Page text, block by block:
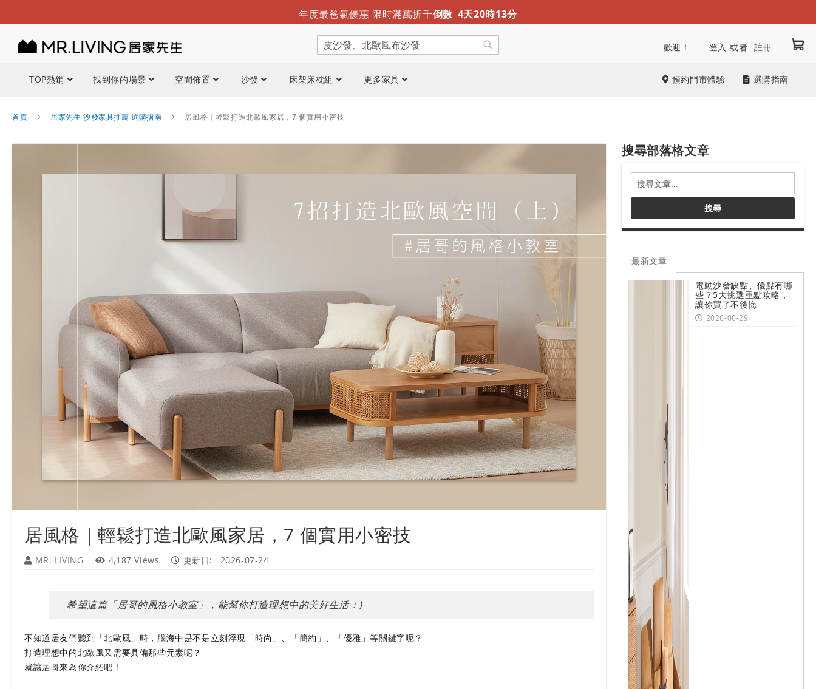
年度最爸氣優惠 限時滿萬折千倒數 4天20時13
迎夏露營趣 涼感折疊床墊新推出 限時免運
我
搜
尋
容
歡迎！ 登入 註冊
TOP熱銷 找到你的場景 空間佈置 沙發 床架床枕組 更多家具 預約門市體驗 選購指南
首頁 居家先生 沙發家具推薦 選購指南 居風格｜輕鬆打造北歐風家居，7 個實用小密技
居風格｜輕鬆打造北歐風家居，7 個實用小密技
MR. LIVING 4,187 Views 更新日: 2026-07-24
希望這篇「居哥的風格小教室」，能幫你打造理想中的美好生活：)
不知道居友們聽到「北歐風」時，腦海中是不是立刻浮現「時尚」、「簡約」、「優雅」等關鍵字呢？
打造理想中的北歐風又需要具備那些元素呢？
就讓居哥來為你介紹吧！
搜尋部落格文章
搜
尋
部
格
章
搜尋
最新文章
電動沙發缺點、優點有哪
些？5大挑選重點攻略，
讓你買了不後悔
2026-06-29